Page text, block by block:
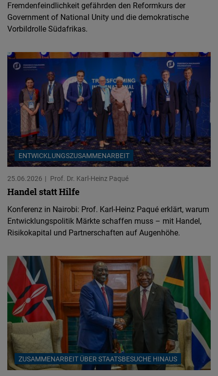
Fremdenfeindlichkeit gefährden den Reformkurs der
Government of National Unity und die demokratische
Vorbildrolle Südafrikas.
ENTWICKLUNGSZUSAMMENARBEIT
25.06.2026 Prof. Dr. Karl-Heinz Paqué
Handel statt Hilfe
Konferenz in Nairobi: Prof. Karl-Heinz Paqué erklärt, warum
Entwicklungspolitik Märkte schaffen muss – mit Handel,
Risikokapital und Partnerschaften auf Augenhöhe.
ZUSAMMENARBEIT ÜBER STAATSBESUCHE HINAUS